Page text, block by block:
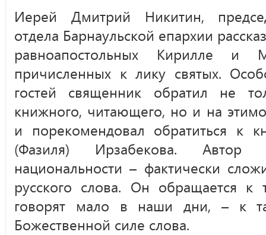
Иерей Дмитрий Никитин,
отдела Барнаульской епархии
равноапостольных Кирилле и
причисленных к лику святых.
гостей священник обратил не
книжного, читающего, но и на
и порекомендовал обратиться к
(Фазиля) Ирзабекова.
национальности – фактически
русского слова. Он обращается
говорят мало в наши дни, – к
Божественной силе слова.